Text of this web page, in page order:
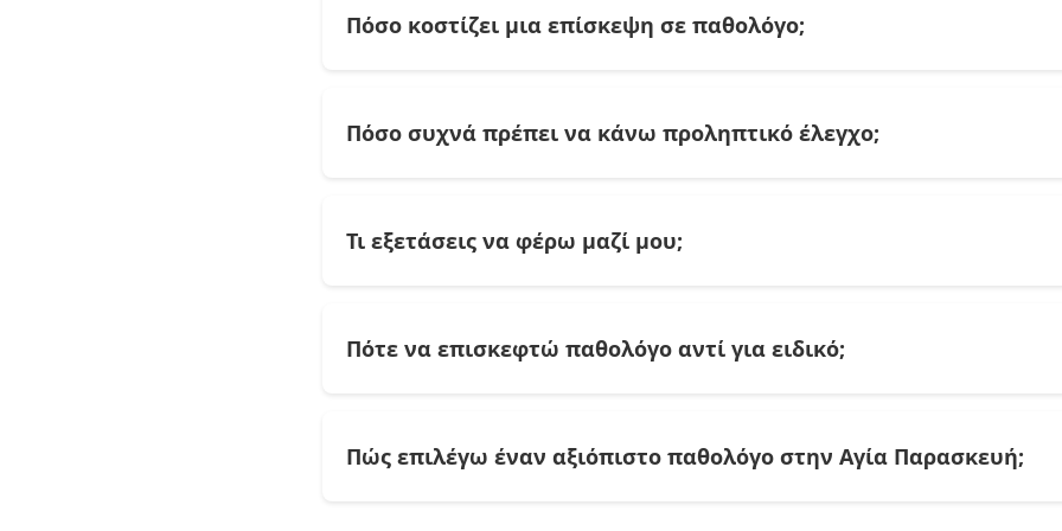
Πόσο κοστίζει μια επίσκεψη σε παθολόγο;
Καλέστε τον επαγγελματία απευθείας για την ακριβή τιμή και τυχόν
Πόσο συχνά πρέπει να κάνω προληπτικό έλεγχο;
έχετε χρόνια πάθηση όπως υπέρταση ή διαβήτη, η παρακολούθηση γίνεται
Τι εξετάσεις να φέρω μαζί μου;
παλαιότερες γνωματεύσεις. Αυτά βοηθούν τον ιατρό να έχει ολοκληρωμένη
Πότε να επισκεφτώ παθολόγο αντί για ειδικό;
Λειτουργεί δηλαδή ως συντονιστής της πρωτοβάθμιας φροντίδας υγείας σας.
Πώς επιλέγω έναν αξιόπιστο παθολόγο στην Αγία Παρασκευή;